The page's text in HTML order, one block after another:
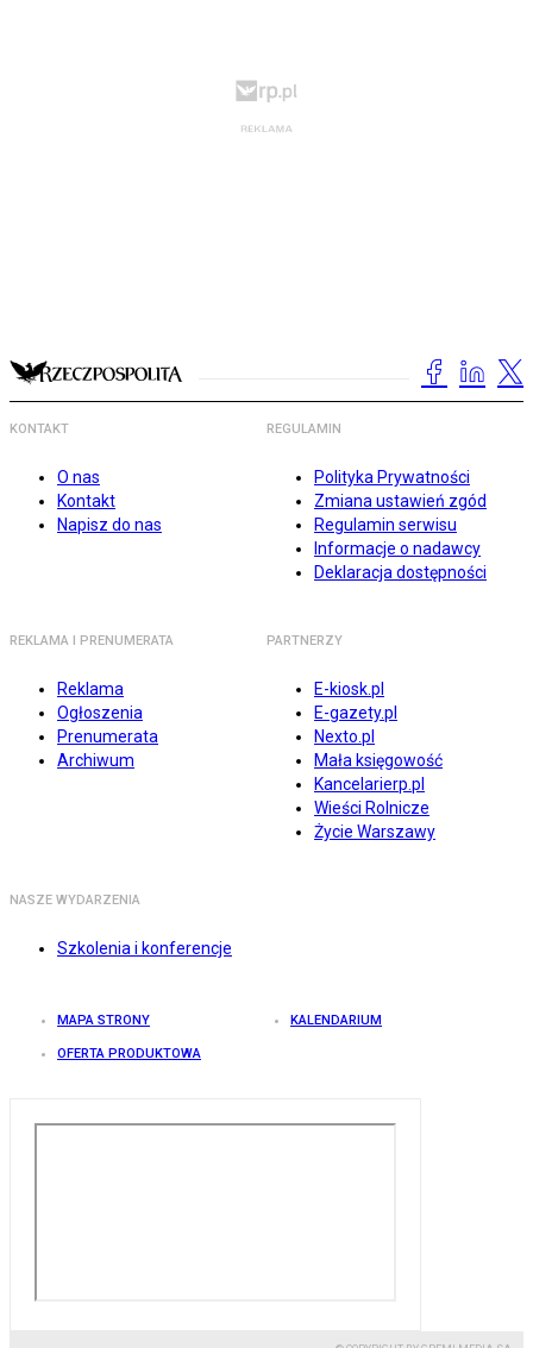
KONTAKT
O nas
Kontakt
Napisz do nas
REGULAMIN
Polityka Prywatności
Zmiana ustawień zgód
Regulamin serwisu
Informacje o nadawcy
Deklaracja dostępności
REKLAMA I PRENUMERATA
Reklama
Ogłoszenia
Prenumerata
Archiwum
PARTNERZY
E-kiosk.pl
E-gazety.pl
Nexto.pl
Mała księgowość
Kancelarierp.pl
Wieści Rolnicze
Życie Warszawy
NASZE WYDARZENIA
Szkolenia i konferencje
MAPA STRONY KALENDARIUM
OFERTA PRODUKTOWA